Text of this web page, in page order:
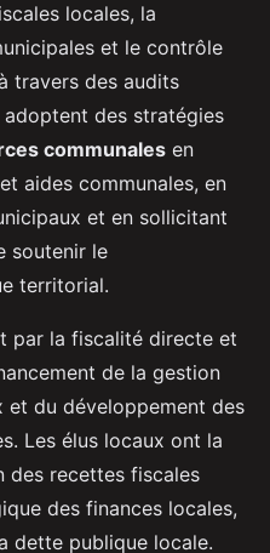
locales, la
et le contrôle
travers des audits
des stratégies
communales en
aides communales, en
et en sollicitant
soutenir le
territorial.
par la fiscalité directe et
de la gestion
et du développement des
Les élus locaux ont la
des recettes fiscales
des finances locales,
dette publique locale.